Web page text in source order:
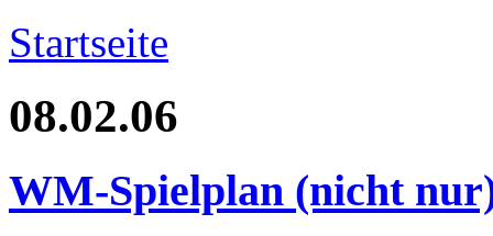
Startseite
08.02.06
WM-Spielplan (nicht